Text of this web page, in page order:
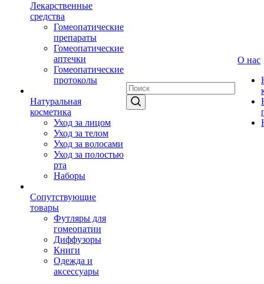
Лекарственные
средства
Гомеопатические
препараты
Гомеопатические
аптечки
Гомеопатические
протоколы
Натуральная
косметика
Уход за лицом
Уход за телом
Уход за волосами
Уход за полостью
рта
Наборы
Сопутствующие
товары
Футляры для
гомеопатии
Диффузоры
Книги
Одежда и
аксессуары
О нас